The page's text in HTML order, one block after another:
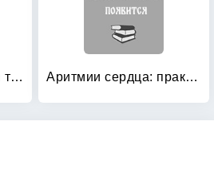
Антитромботическая терапия ишемических нарушений мозгового кровообращения с позиций доказательной медицины Аритмии сердца: практическое руководство для врачей